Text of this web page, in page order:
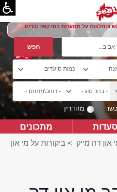
והמלצות על מסעדות בתי קפה וברים
כשר מהדרין
מתכונים
און דה מייק > ביקורות על מי און